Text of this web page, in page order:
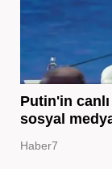
Putin'in
sosyal
Haber7